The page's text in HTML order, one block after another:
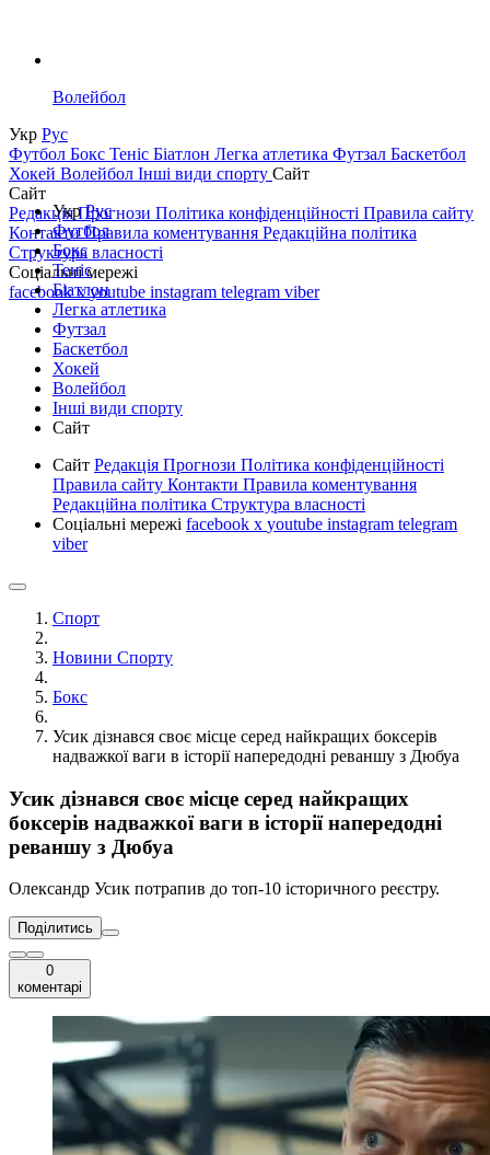
Волейбол
Укр Рус
Футбол Бокс Теніс Біатлон Легка атлетика Футзал Баскетбол
Хокей Волейбол Інші види спорту Сайт
Сайт
РедакціяПрогнози Політика конфіденційності Правила сайту
КонтактиПравила коментування Редакційна політика
Структура власності
Соціальні мережі
facebookxyoutube instagram telegram viber
УкрРус
Футбол
Бокс
Теніс
Біатлон
Легка атлетика
Футзал
Баскетбол
Хокей
Волейбол
Інші види спорту
Сайт
Сайт Редакція Прогнози Політика конфіденційності
Правила сайту Контакти Правила коментування
Редакційна політика Структура власності
Соціальні мережі facebook x youtube instagram telegram
viber
Спорт
Новини Спорту
Бокс
Усик дізнався своє місце серед найкращих боксерів
надважкої ваги в історії напередодні реваншу з Дюбуа
Усик дізнався своє місце серед найкращих
боксерів надважкої ваги в історії напередодні
реваншу з Дюбуа
Олександр Усик потрапив до топ-10 історичного реєстру.
Поділитись
0
коментарі